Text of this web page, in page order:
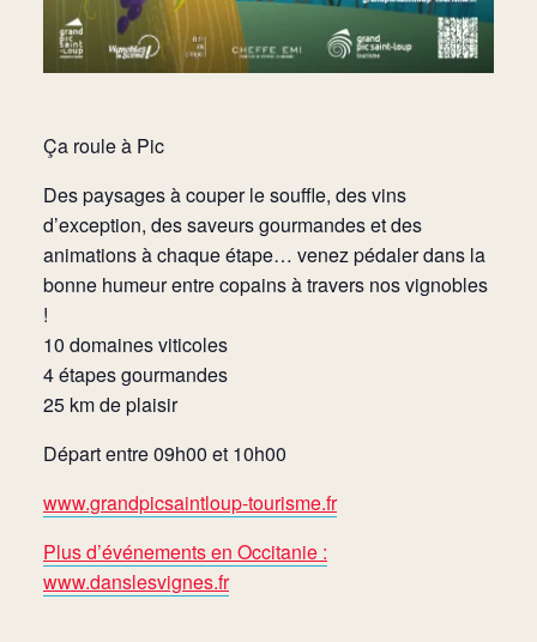
Ça roule à Pic
Des paysages à couper le souffle, des vins
d’exception, des saveurs gourmandes et des
animations à chaque étape… venez pédaler dans la
bonne humeur entre copains à travers nos vignobles
!
10 domaines viticoles
4 étapes gourmandes
25 km de plaisir
Départ entre 09h00 et 10h00
www.grandpicsaintloup-tourisme.fr
Plus d’événements en Occitanie :
www.danslesvignes.fr